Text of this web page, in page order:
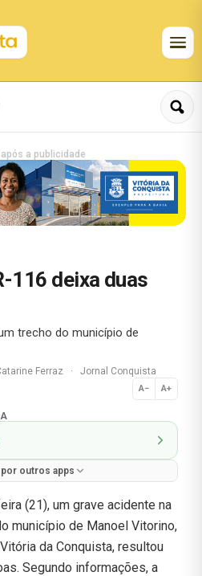
a publicidade
116 deixa duas
trecho do município de
Ferraz · Jornal Conquista
A− A+
Normal
outros apps
(21), um grave acidente na
município de Manoel Vitorino,
da Conquista, resultou
Segundo informações, a